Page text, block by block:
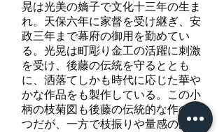
晃は光美の嫡子で文化十三年の生ま
れ。天保六年に家督を受け継ぎ、安
政三年まで幕府の御用を勤めてい
る。光晃は町彫り金工の活躍に刺激
を受け、後藤の伝統を守るととも
に、洒落てしかも時代に応じた華や
かな作品をも製作している。この小
柄の枝菊図も後藤の伝統的な作の一
つだが、一方で枝振りや量感のある